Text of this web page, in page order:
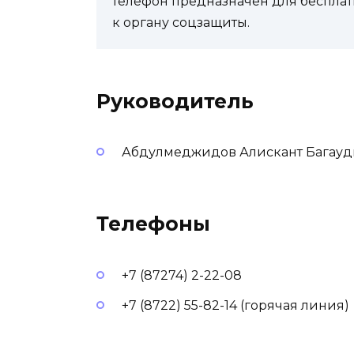
к органу соцзащиты.
Руководитель
Абдулмеджидов Алискант
Телефоны
+7 (87274) 2-22-08
+7 (8722) 55-82-14 (горячая линия)